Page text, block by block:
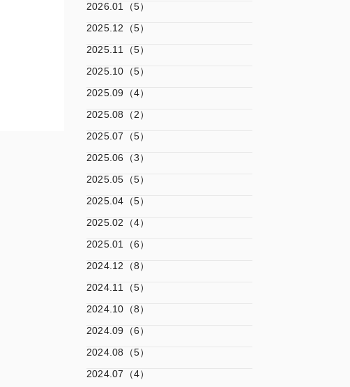
2026.01（5）
2025.12（5）
2025.11（5）
2025.10（5）
2025.09（4）
2025.08（2）
2025.07（5）
2025.06（3）
2025.05（5）
2025.04（5）
2025.02（4）
2025.01（6）
2024.12（8）
2024.11（5）
2024.10（8）
2024.09（6）
2024.08（5）
2024.07（4）